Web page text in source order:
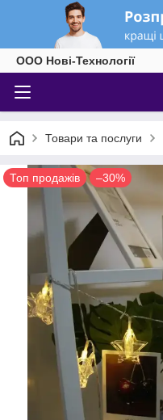
ООО Нові-Технології
Товари та послуги
Топ продажів –30%